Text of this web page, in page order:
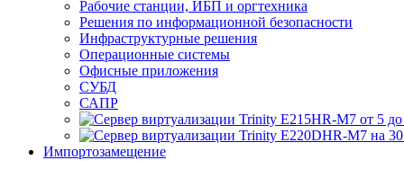
Рабочие станции, ИБП и оргтехника
Решения по информационной безопасности
Инфраструктурные решения
Операционные системы
Офисные приложения
СУБД
САПР
Импортозамещение